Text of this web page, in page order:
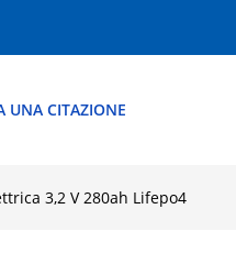
UNA CITAZIONE
3,2 V 280ah Lifepo4